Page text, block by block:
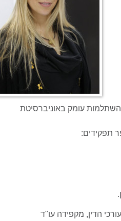
עומק באוניברסיטת
הדין, מקפידה עו"ד